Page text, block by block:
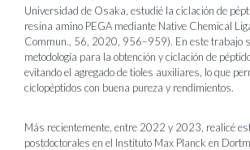
Universidad de Osaka, estudié la ciclación de
resina amino PEGA mediante Native Chemical
Commun., 56, 2020, 956–959). En este trabajo
metodología para la obtención y ciclación de
evitando el agregado de tioles auxiliares, lo que
ciclopéptidos con buena pureza y rendimientos.
Más recientemente, entre 2022 y 2023, realicé
postdoctorales en el Instituto Max Planck en